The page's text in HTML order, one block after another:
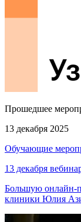
Прошедшее
13 декабря 2025
Обучающие
13 декабря
Большую онлайн-
клиники Юлия